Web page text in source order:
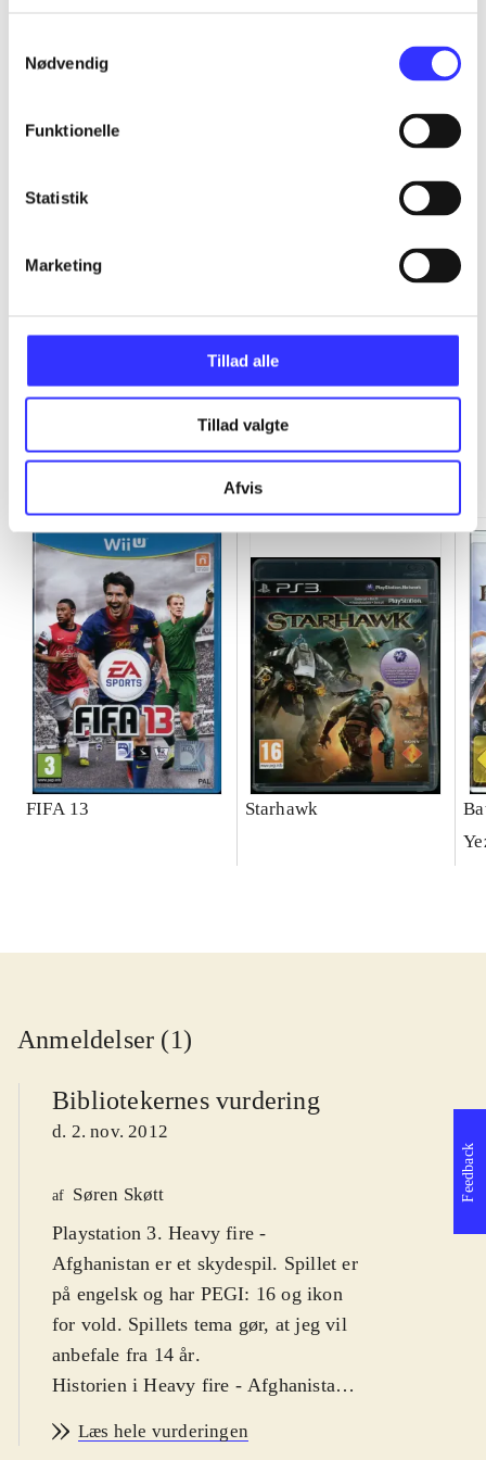
Nødvendig
Funktionelle
Statistik
Marketing
Tillad alle
Tillad valgte
Afvis
Minder om
FIFA 13 Starhawk
Anmeldelser (1)
Bibliotekernes vurdering
d. 2. nov. 2012
af Søren Skøtt
Playstation 3. Heavy fire -
Afghanistan er et skydespil. Spillet er
på engelsk og har PEGI: 16 og ikon
for vold. Spillets tema gør, at jeg vil
anbefale fra 14 år.
Historien i Heavy fire - Afghanistan
er man taget til Afghanistan for at
Læs hele vurderingen
Feedback